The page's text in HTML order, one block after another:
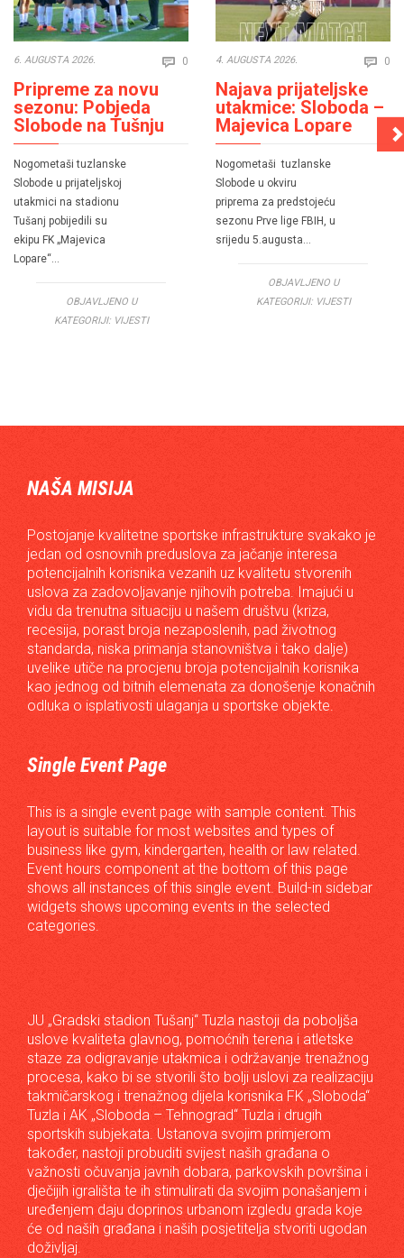
6. AUGUSTA 2026.  0 Comments
Pripreme za novu
sezonu: Pobjeda
Slobode na Tušnju
Nogometaši tuzlanske
Slobode u prijateljskoj
utakmici na stadionu
Tušanj pobijedili su
ekipu FK „Majevica
Lopare“…
OBJAVLJENO U
KATEGORIJI: VIJESTI
4. AUGUSTA 2026.  0
Najava prijateljske
utakmice: Sloboda –
Majevica Lopare
Nogometaši tuzlanske
Slobode u okviru
priprema za predstojeću
sezonu Prve lige FBIH, u
srijedu 5.augusta…
OBJAVLJENO U
KATEGORIJI: VIJESTI
NAŠA MISIJA
Postojanje kvalitetne sportske infrastrukture svakako je
jedan od osnovnih preduslova za jačanje interesa
potencijalnih korisnika vezanih uz kvalitetu stvorenih
uslova za zadovoljavanje njihovih potreba. Imajući u
vidu da trenutna situaciju u našem društvu (kriza,
recesija, porast broja nezaposlenih, pad životnog
standarda, niska primanja stanovništva i tako dalje)
uvelike utiče na procjenu broja potencijalnih korisnika
kao jednog od bitnih elemenata za donošenje konačnih
odluka o isplativosti ulaganja u sportske objekte.
Single Event Page
This is a single event page with sample content. This
layout is suitable for most websites and types of
business like gym, kindergarten, health or law related.
Event hours component at the bottom of this page
shows all instances of this single event. Build-in sidebar
widgets shows upcoming events in the selected
categories.
JU „Gradski stadion Tušanj“ Tuzla nastoji da poboljša
uslove kvaliteta glavnog, pomoćnih terena i atletske
staze za odigravanje utakmica i održavanje trenažnog
procesa, kako bi se stvorili što bolji uslovi za realizaciju
takmičarskog i trenažnog dijela korisnika FK „Sloboda“
Tuzla i AK „Sloboda – Tehnograd“ Tuzla i drugih
sportskih subjekata. Ustanova svojim primjerom
također, nastoji probuditi svijest naših građana o
važnosti očuvanja javnih dobara, parkovskih površina i
dječijih igrališta te ih stimulirati da svojim ponašanjem i
uređenjem daju doprinos urbanom izgledu grada koje
će od naših građana i naših posjetitelja stvoriti ugodan
doživljaj.